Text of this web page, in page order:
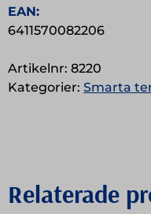
EAN:
6411570082206
Artikelnr: 8220
Kategorier: Smarta
Relaterade